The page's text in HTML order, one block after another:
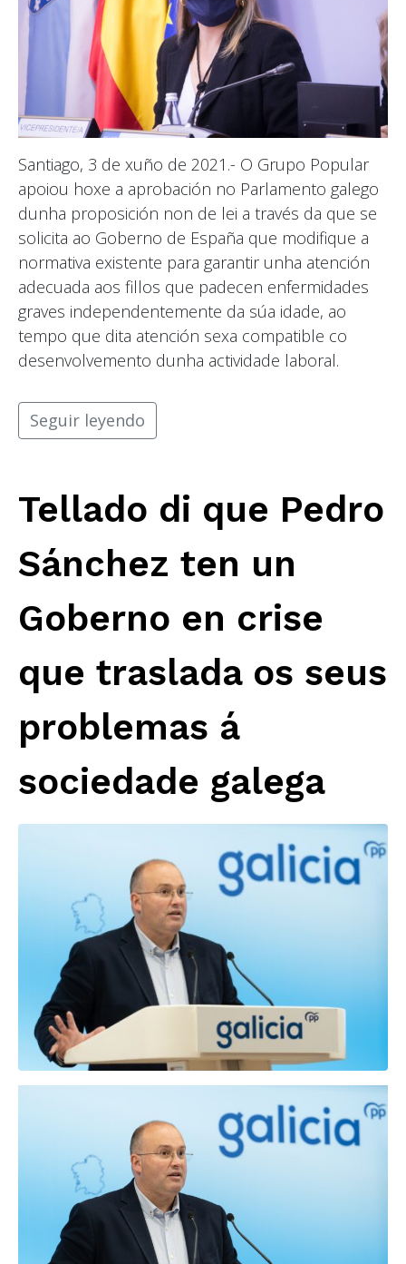
Santiago, 3 de xuño de 2021.- O Grupo Popular
apoiou hoxe a aprobación no Parlamento galego
dunha proposición non de lei a través da que se
solicita ao Goberno de España que modifique a
normativa existente para garantir unha atención
adecuada aos fillos que padecen enfermidades
graves independentemente da súa idade, ao
tempo que dita atención sexa compatible co
desenvolvemento dunha actividade laboral.
Seguir leyendo
Tellado di que Pedro
Sánchez ten un
Goberno en crise
que traslada os seus
problemas á
sociedade galega